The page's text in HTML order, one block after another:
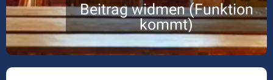
Beitrag widmen (Funktion
kommt)